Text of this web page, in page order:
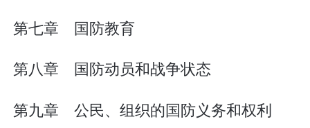
第七章 国防教育
第八章 国防动员和战争状态
第九章 公民、组织的国防义务和权利